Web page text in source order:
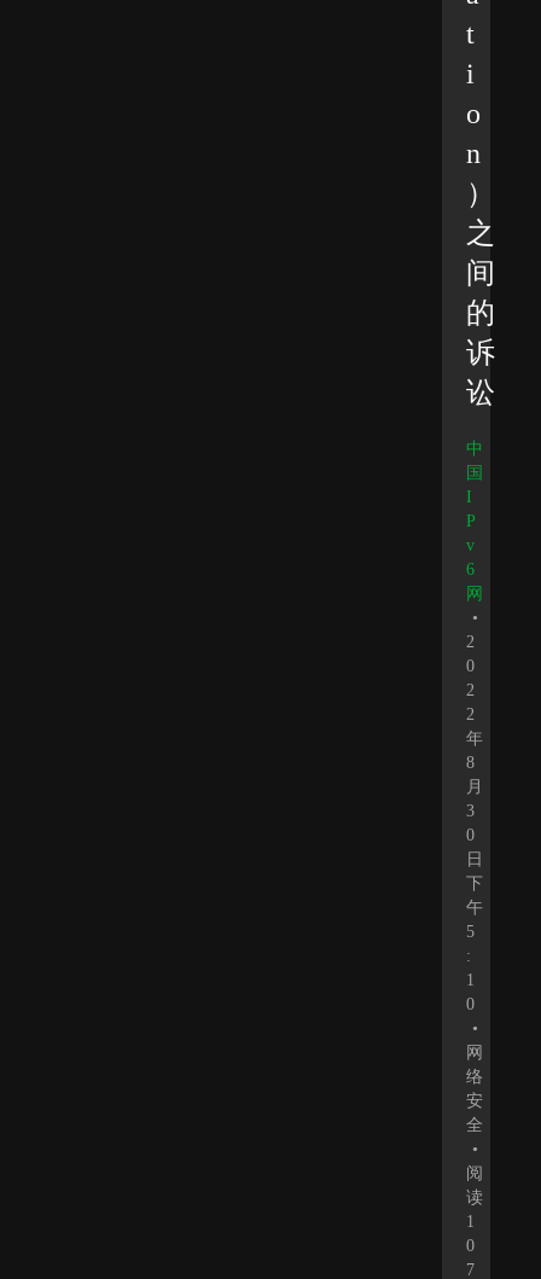
t
i
o
n
）
之
间
的
诉
讼
中
国
I
P
v
6
网
•
2
0
2
2
年
8
月
3
0
日
下
午
5
:
1
0
•
网
络
安
全
•
阅
读
1
0
7